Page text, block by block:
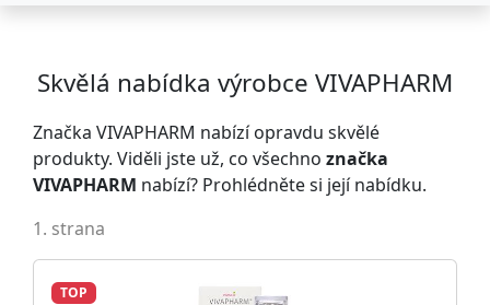
Skvělá nabídka výrobce VIVAPHARM
Značka VIVAPHARM nabízí opravdu skvělé
produkty. Viděli jste už, co všechno značka
VIVAPHARM nabízí? Prohlédněte si její nabídku.
1. strana
TOP